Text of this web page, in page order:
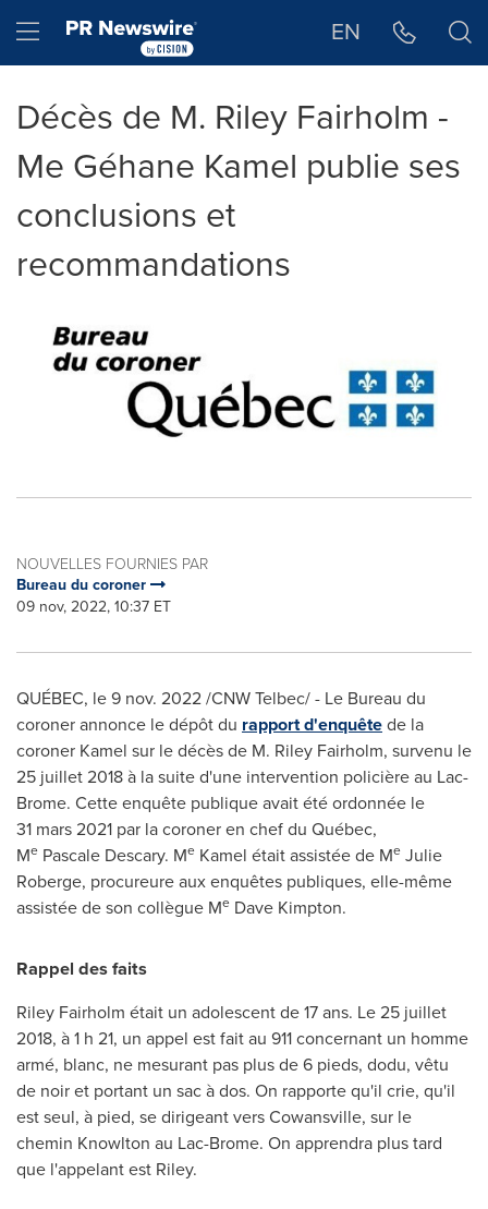
Hamburger menu EN
Décès de M. Riley Fairholm -
Me Géhane Kamel publie ses
conclusions et
recommandations
NOUVELLES FOURNIES PAR
Bureau du coroner
09 nov, 2022, 10:37 ET
QUÉBEC, le9 nov. 2022/CNW Telbec/ - Le Bureau du
coroner annonce le dépôt du rapport d'enquêtede la
coroner Kamel sur le décès de M. Riley Fairholm, survenu le
25 juillet 2018 à la suite d'une intervention policière au Lac-
Brome. Cette enquête publique avait été ordonnée le
31 mars 2021 par la coroner en chef du Québec,
Me Pascale Descary. Me Kamel était assistée de Me Julie
Roberge, procureure aux enquêtes publiques, elle-même
assistée de son collègue Me Dave Kimpton.
Rappel des faits
Riley Fairholm était un adolescent de 17 ans. Le 25 juillet
2018, à 1 h 21, un appel est fait au 911 concernant un homme
armé, blanc, ne mesurant pas plus de 6 pieds, dodu, vêtu
de noir et portant un sac à dos. On rapporte qu'il crie, qu'il
est seul, à pied, se dirigeant versCowansville, sur le
chemin Knowlton au Lac-Brome. On apprendra plus tard
que l'appelant est Riley.